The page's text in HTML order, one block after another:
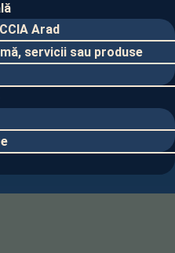
Arad
servicii sau produse